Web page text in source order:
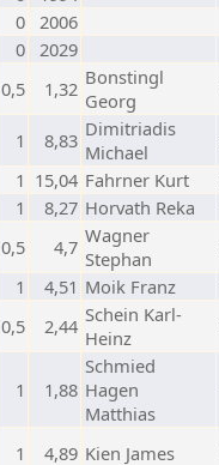
0 2006
0 2029
0,5 1,32 Bonstingl
Georg
1 8,83 Dimitriadis
Michael
1 15,04 Fahrner Kurt
1 8,27 Horvath Reka
0,5 4,7 Wagner
Stephan
1 4,51 Moik Franz
0,5 2,44 Schein Karl-
Heinz
1 1,88
Schmied
Hagen
Matthias
1 4,89 Kien James